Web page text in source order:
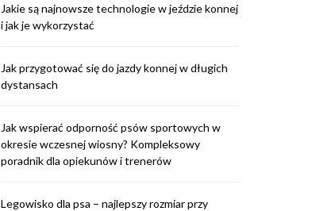
Jakie są najnowsze technologie w jeździe konnej
i jak je wykorzystać
Jak przygotować się do jazdy konnej w długich
dystansach
Jak wspierać odporność psów sportowych w
okresie wczesnej wiosny? Kompleksowy
poradnik dla opiekunów i trenerów
Legowisko dla psa – najlepszy rozmiar przy